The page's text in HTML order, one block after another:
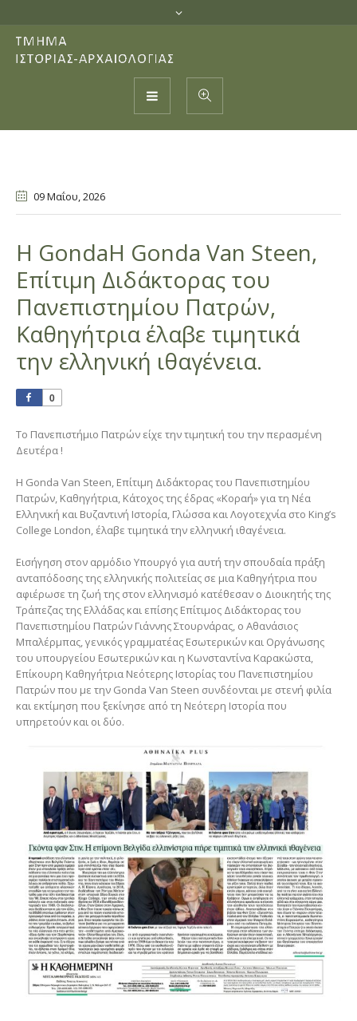
09 Μαΐου, 2026
Η GondaΗ Gonda Van Steen,
Επίτιμη Διδάκτορας του
Πανεπιστημίου Πατρών,
Καθηγήτρια έλαβε τιμητικά
την ελληνική ιθαγένεια.
0
Το Πανεπιστήμιο Πατρών είχε την τιμητική του την περασμένη
Δευτέρα !
Η Gonda Van Steen, Επίτιμη Διδάκτορας του Πανεπιστημίου
Πατρών, Καθηγήτρια, Κάτοχος της έδρας «Κοραή» για τη Νέα
Ελληνική και Βυζαντινή Ιστορία, Γλώσσα και Λογοτεχνία στο King’s
College London, έλαβε τιμητικά την ελληνική ιθαγένεια.
Εισήγηση στον αρμόδιο Υπουργό για αυτή την σπουδαία πράξη
ανταπόδοσης της ελληνικής πολιτείας σε μια Καθηγήτρια που
αφιέρωσε τη ζωή της στον ελληνισμό κατέθεσαν ο Διοικητής της
Τράπεζας της Ελλάδας και επίσης Επίτιμος Διδάκτορας του
Πανεπιστημίου Πατρών Γιάννης Στουρνάρας, ο Αθανάσιος
Μπαλέρμπας, γενικός γραμματέας Εσωτερικών και Οργάνωσης
του υπουργείου Εσωτερικών και η Κωνσταντίνα Καρακώστα,
Επίκουρη Καθηγήτρια Νεότερης Ιστορίας του Πανεπιστημίου
Πατρών που με την Gonda Van Steen συνδέονται με στενή φιλία
και εκτίμηση που ξεκίνησε από τη Νεότερη Ιστορία που
υπηρετούν και οι δύο.